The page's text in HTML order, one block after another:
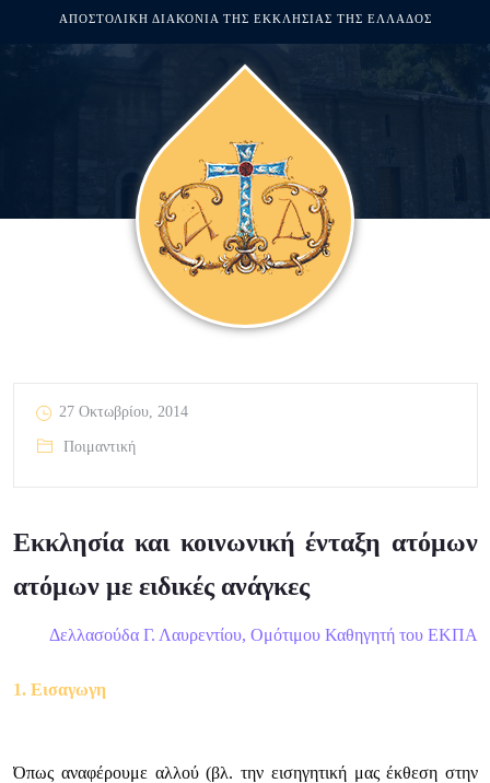
ΑΠΟΣΤΟΛΙΚΗ ΔΙΑΚΟΝΙΑ ΤΗΣ ΕΚΚΛΗΣΙΑΣ ΤΗΣ ΕΛΛΑΔΟΣ
27 Οκτωβρίου, 2014
Ποιμαντική
Εκκλησία και κοινωνική ένταξη ατόμων
ατόμων με ειδικές ανάγκες
Δελλασούδα Γ. Λαυρεντίου, Ομότιμου Καθηγητή του ΕΚΠΑ
1. Εισαγωγη
Όπως αναφέρουμε αλλού (βλ. την εισηγητική μας έκθεση στην